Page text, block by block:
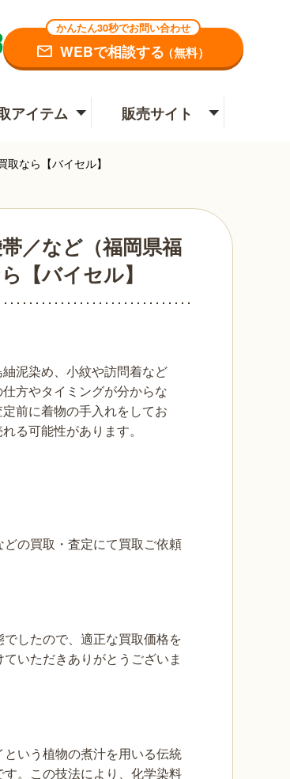
かんたん30秒でお問い合わせ
WEBで相談する（無料）
アイテム 販売サイト
なら【バイセル】
／など（福岡県福
【バイセル】
泥染め、小紋や訪問着など
方やタイミングが分からな
前に着物の手入れをしてお
る可能性があります。
の買取・査定にて買取ご依頼
したので、適正な買取価格を
いただきありがとうございま
いう植物の煮汁を用いる伝統
。この技法により、化学染料